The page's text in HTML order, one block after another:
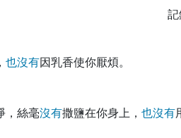
也沒有因乳香使你厭煩。
，絲毫沒有撒鹽在你身上， 也沒有